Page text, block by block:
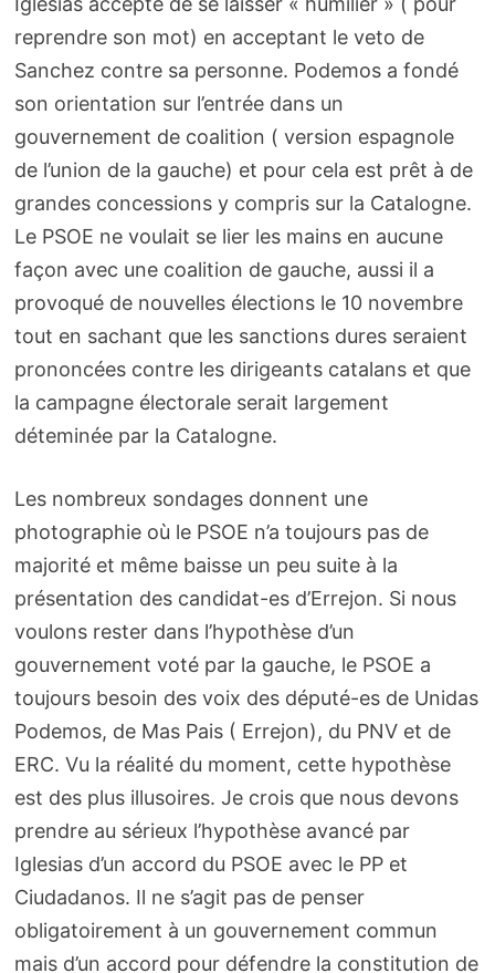
reprendre son mot) en acceptant le veto de
Sanchez contre sa personne. Podemos a fondé
son orientation sur l’entrée dans un
gouvernement de coalition ( version espagnole
de l’union de la gauche) et pour cela est prêt à de
grandes concessions y compris sur la Catalogne.
Le PSOE ne voulait se lier les mains en aucune
façon avec une coalition de gauche, aussi il a
provoqué de nouvelles élections le 10 novembre
tout en sachant que les sanctions dures seraient
prononcées contre les dirigeants catalans et que
la campagne électorale serait largement
déteminée par la Catalogne.
Les nombreux sondages donnent une
photographie où le PSOE n’a toujours pas de
majorité et même baisse un peu suite à la
présentation des candidat-es d’Errejon. Si nous
voulons rester dans l’hypothèse d’un
gouvernement voté par la gauche, le PSOE a
toujours besoin des voix des député-es de Unidas
Podemos, de Mas Pais ( Errejon), du PNV et de
ERC. Vu la réalité du moment, cette hypothèse
est des plus illusoires. Je crois que nous devons
prendre au sérieux l’hypothèse avancé par
Iglesias d’un accord du PSOE avec le PP et
Ciudadanos. Il ne s’agit pas de penser
obligatoirement à un gouvernement commun
mais d’un accord pour défendre la constitution de